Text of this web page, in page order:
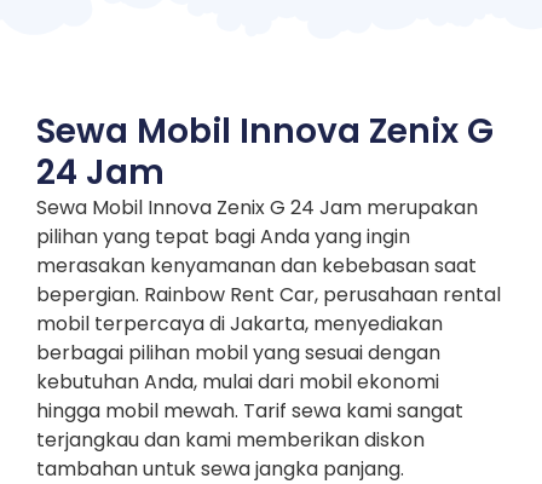
Sewa Mobil Innova Zenix G
24 Jam
Sewa Mobil Innova Zenix G 24 Jam merupakan
pilihan yang tepat bagi Anda yang ingin
merasakan kenyamanan dan kebebasan saat
bepergian. Rainbow Rent Car, perusahaan rental
mobil terpercaya di Jakarta, menyediakan
berbagai pilihan mobil yang sesuai dengan
kebutuhan Anda, mulai dari mobil ekonomi
hingga mobil mewah. Tarif sewa kami sangat
terjangkau dan kami memberikan diskon
tambahan untuk sewa jangka panjang.